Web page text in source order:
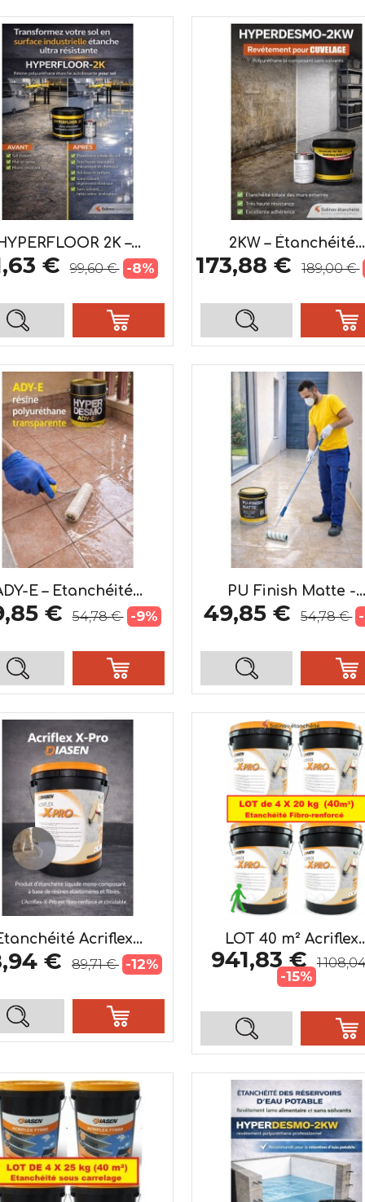
2K –...
€ 99,60 € -8%
2KW – Étanchéité...
173,88 € 189,00 €
E – Etanchéité...
€ 54,78 € -9%
PU Finish Matte -
49,85 € 54,78 €
Acriflex...
€ 89,71 € -12%
LOT 40 m²
941,83 € 1
-15%